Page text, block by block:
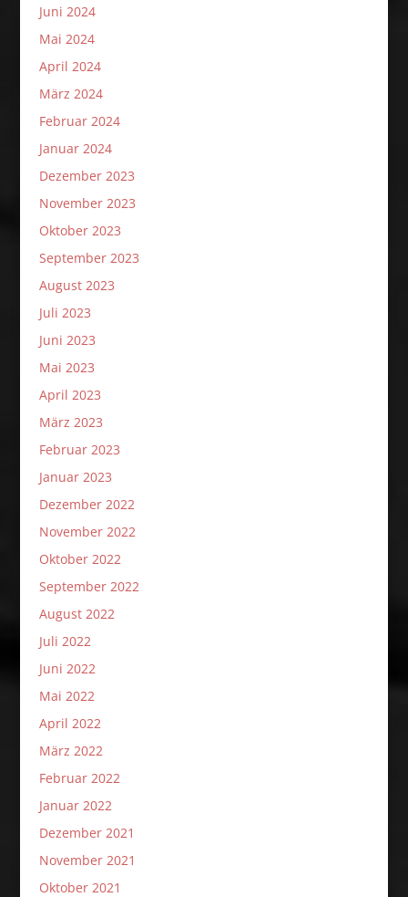
Juni 2024
Mai 2024
April 2024
März 2024
Februar 2024
Januar 2024
Dezember 2023
November 2023
Oktober 2023
September 2023
August 2023
Juli 2023
Juni 2023
Mai 2023
April 2023
März 2023
Februar 2023
Januar 2023
Dezember 2022
November 2022
Oktober 2022
September 2022
August 2022
Juli 2022
Juni 2022
Mai 2022
April 2022
März 2022
Februar 2022
Januar 2022
Dezember 2021
November 2021
Oktober 2021